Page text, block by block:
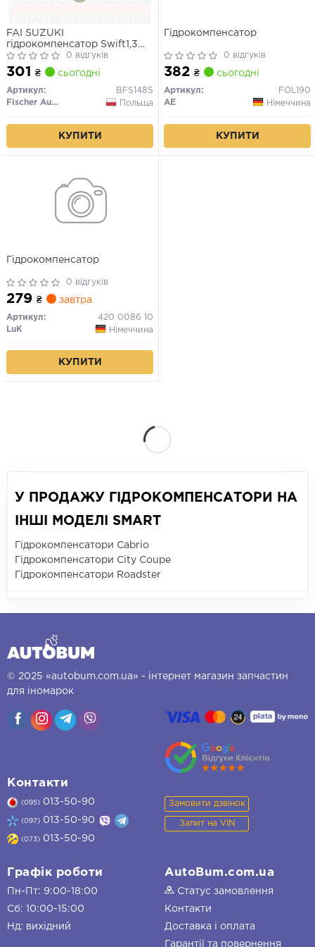
FAI SUZUKI
гідрокомпенсатор Swift1,3
05-, Doblo 1.3JTD,Opel Astra
H, Combo 1.3
0 відгуків
301 ₴ сьогодні
Артикул:
BFS148S
Fischer Automotive One (FA1)
Польща
КУПИТИ
Гідрокомпенсатор
0 відгуків
382 ₴ сьогодні
Артикул:
FOL190
AE
Німеччина
КУПИТИ
Гідрокомпенсатор
0 відгуків
279 ₴ завтра
Артикул:
420 0086 10
LuK
Німеччина
КУПИТИ
У ПРОДАЖУ ГІДРОКОМПЕНСАТОРИ НА
ІНШІ МОДЕЛІ SMART
Гідрокомпенсатори Cabrio
Гідрокомпенсатори City Coupe
Гідрокомпенсатори Roadster
© 2025 «autobum.com.ua» - інтернет магазин запчастин
для іномарок
Контакти
(095) 013-50-90
(097) 013-50-90
(073) 013-50-90
Замовити дзвінок
Запит на VIN
Графік роботи
Пн-Пт: 9:00-18:00
Сб: 10:00-15:00
Нд: вихідний
AutoBum.com.ua
Статус замовлення
Контакти
Доставка і оплата
Гарантії та повернення